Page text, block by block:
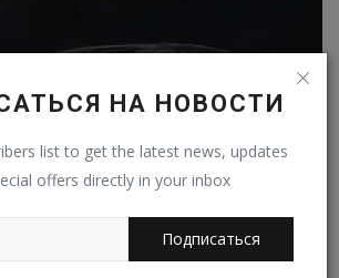
НА НОВОСТИ
list to get the latest news, updates
offers directly in your inbox
Подписаться